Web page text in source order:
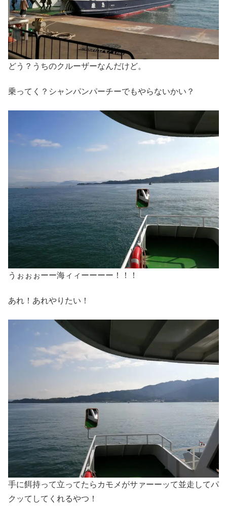
どう？うちのクルーザーなんだけど。
乗ってく？シャンパンパーチーでもやらないかい？
うぉぉぉーー海ィィーーーー！！！
あれ！あれやりたい！
手に餌持って立ってたらカモメがサァーーッて並走してパ
クッてしてくれるやつ！